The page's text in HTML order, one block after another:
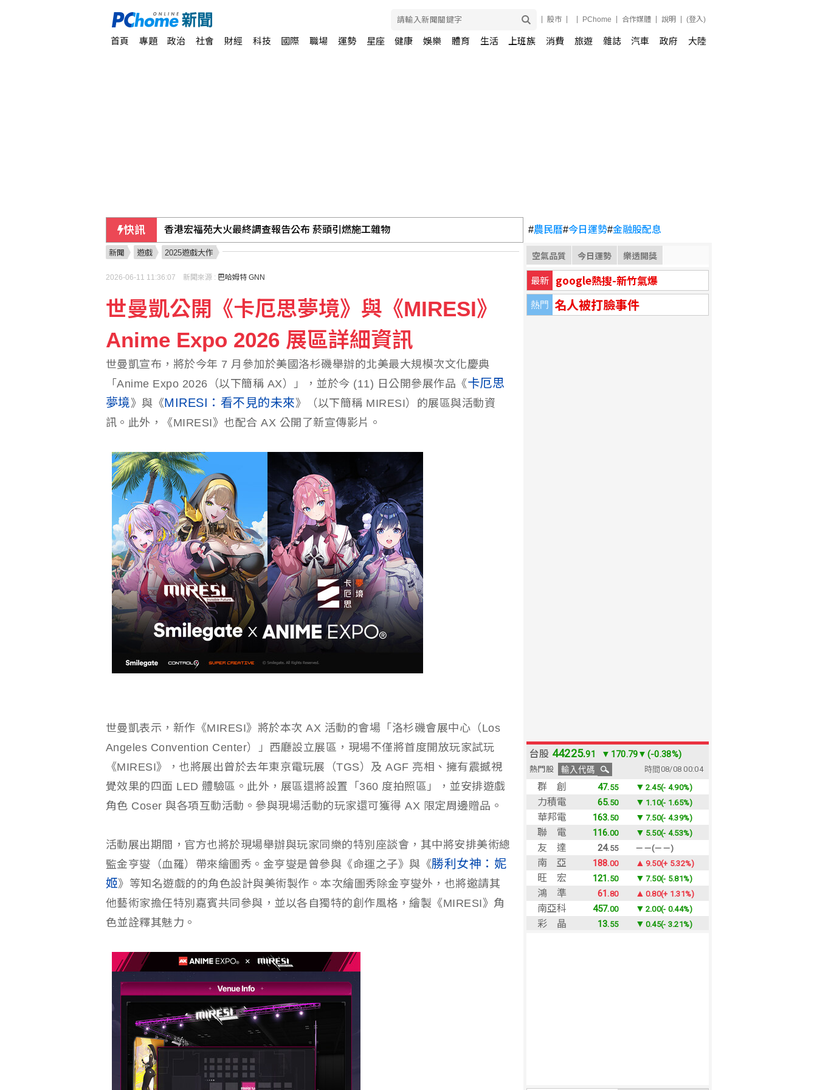
股市 PChome 合作媒體 說明 (登入)
首頁 專題 政治 社會 財經 科技 國際 職場 運勢 星座 健康 娛樂 體育 生活 上班族 消費 旅遊 雜誌 汽車 政府 大陸
快訊 隊友罕見給援護 布雷克：告訴自己不要搞砸
時人：「蜘蛛人」湯姆霍蘭德與辛蒂亞已辦派對慶祝結婚
香港宏福苑大火最終調查報告公布 菸頭引燃施工雜物
#農民曆#今日運勢#金融股配息
空氣品質 今日運勢 樂透開獎
最新 google熱搜-新竹氣爆
熱門 名人被打臉事件
新聞 遊戲 2025遊戲大作
2026-06-11 11:36:07 新聞來源 : 巴哈姆特 GNN
世曼凱公開《卡厄思夢境》與《MIRESI》
Anime Expo 2026 展區詳細資訊
世曼凱宣布，將於今年 7 月參加於美國洛杉磯舉辦的北美最大規模次文化慶典
「Anime Expo 2026（以下簡稱 AX）」，並於今 (11) 日公開參展作品《卡厄思
夢境》與《MIRESI：看不見的未來》（以下簡稱 MIRESI）的展區與活動資
訊。此外，《MIRESI》也配合 AX 公開了新宣傳影片。
世曼凱表示，新作《MIRESI》將於本次 AX 活動的會場「洛杉磯會展中心（Los
Angeles Convention Center）」西廳設立展區，現場不僅將首度開放玩家試玩
《MIRESI》，也將展出曾於去年東京電玩展（TGS）及 AGF 亮相、擁有震撼視
覺效果的四面 LED 體驗區。此外，展區還將設置「360 度拍照區」，並安排遊戲
角色 Coser 與各項互動活動。參與現場活動的玩家還可獲得 AX 限定周邊贈品。
活動展出期間，官方也將於現場舉辦與玩家同樂的特別座談會，其中將安排美術總
監金亨燮（血羅）帶來繪圖秀。金亨燮是曾參與《命運之子》與《勝利女神：妮
姬》等知名遊戲的的角色設計與美術製作。本次繪圖秀除金亨燮外，也將邀請其
他藝術家擔任特別嘉賓共同參與，並以各自獨特的創作風格，繪製《MIRESI》角
色並詮釋其魅力。